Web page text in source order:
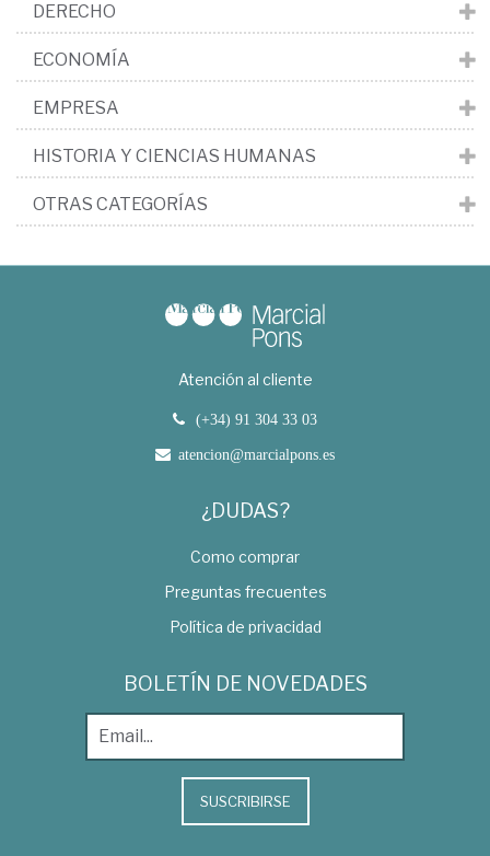
DERECHO
ECONOMÍA
EMPRESA
HISTORIA Y CIENCIAS HUMANAS
OTRAS CATEGORÍAS
Atención al cliente
(+34) 91 304 33 03
atencion@marcialpons.es
¿DUDAS?
Como comprar
Preguntas frecuentes
Política de privacidad
BOLETÍN DE NOVEDADES
SUSCRIBIRSE